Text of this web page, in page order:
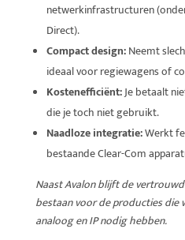
netwerkinfrastructuren
Direct).
Compact design:Neemt
ideaal voor regiewagens of
Kostenefficiënt:Je betaalt
die je toch niet gebruikt.
Naadloze integratie:Werkt
bestaande Clear-Com
Naast Avalon blijft de
bestaan voor de producties die
analoog en IP nodig hebben.